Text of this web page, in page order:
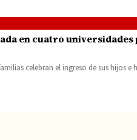
en cuatro
celebran el ingreso de sus hijos